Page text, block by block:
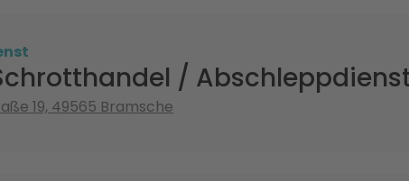
/
19, 49565 Bramsche